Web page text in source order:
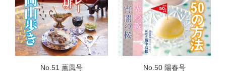
No.51 薫風号 No.50 陽春号